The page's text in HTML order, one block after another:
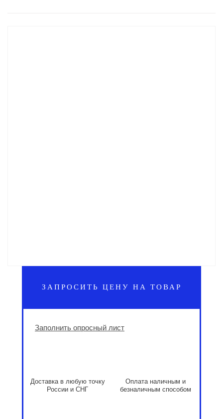
ЗАПРОСИТЬ ЦЕНУ НА ТОВАР
Заполнить опросный лист
Доставка в любую точку
России и СНГ
Оплата наличным и
безналичным способом